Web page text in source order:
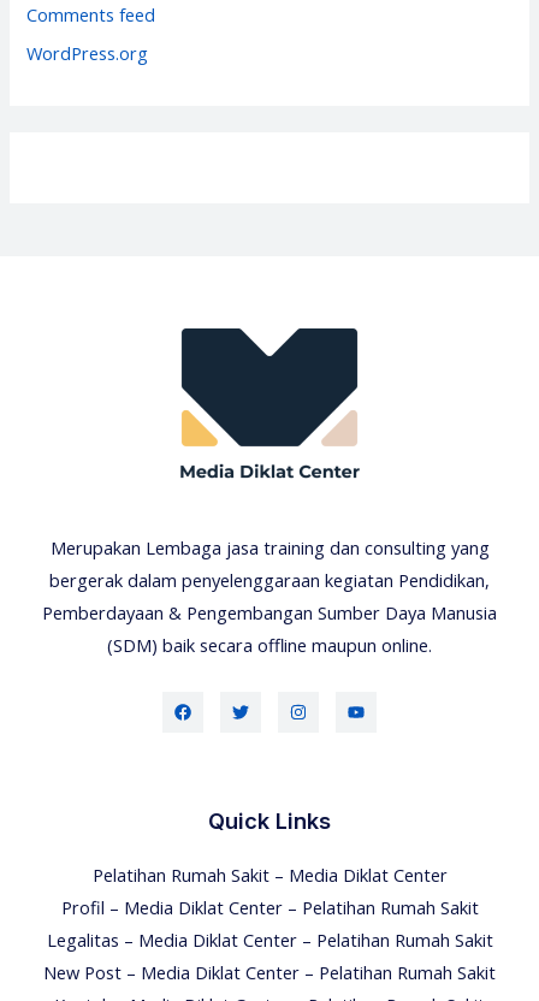
Comments feed
WordPress.org
Merupakan Lembaga jasa training dan consulting yang
bergerak dalam penyelenggaraan kegiatan Pendidikan,
Pemberdayaan & Pengembangan Sumber Daya Manusia
(SDM) baik secara offline maupun online.
Quick Links
Pelatihan Rumah Sakit – Media Diklat Center
Profil – Media Diklat Center – Pelatihan Rumah Sakit
Legalitas – Media Diklat Center – Pelatihan Rumah Sakit
New Post – Media Diklat Center – Pelatihan Rumah Sakit